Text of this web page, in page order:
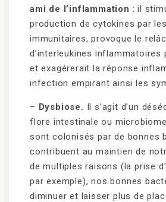
ami de l’inflammation : il
production de cytokines par
immunitaires, provoque le
d’interleukines inflammatoires
et exagérerait la réponse
infection empirant ainsi les
– Dysbiose. Il s’agit d’un
flore intestinale ou
sont colonisés par de bonnes
contribuent au maintien de
de multiples raisons (la prise
par exemple), nos bonnes
diminuer et laisser plus de